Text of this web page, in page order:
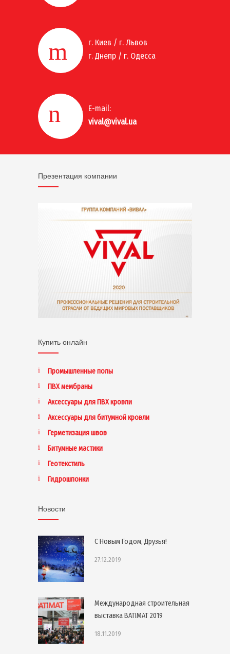
г. Киев / г. Львов
г. Днепр / г. Одесса
E-mail:
vival@vival.ua
Презентация компании
Купить онлайн
Промышленные полы
ПВХ мембраны
Аксессуары для ПВХ кровли
Аксессуары для битумной кровли
Герметизация швов
Битумные мастики
Геотекстиль
Гидрошпонки
Новости
С Новым Годом, Друзья!
27.12.2019
Международная строительная
выставка BATIMAT 2019
18.11.2019